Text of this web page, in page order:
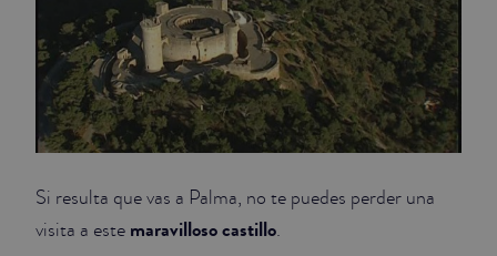
Si resulta que vas a Palma, no te puedes perder una
visita a este maravilloso castillo.